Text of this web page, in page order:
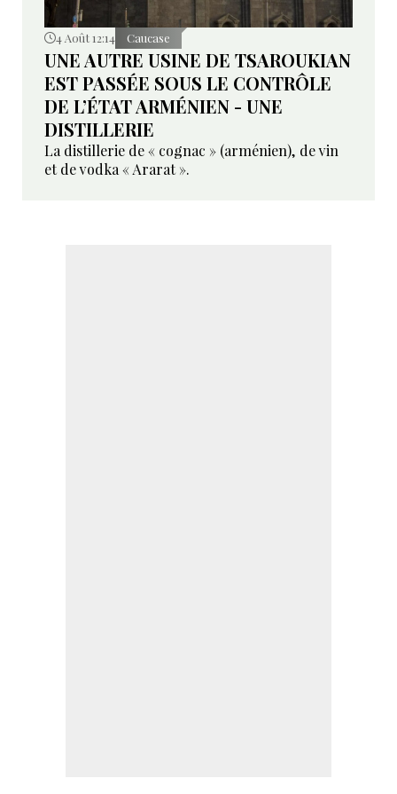
4 Août 12:14 Caucase
UNE AUTRE USINE DE TSAROUKIAN
EST PASSÉE SOUS LE CONTRÔLE
DE L’ÉTAT ARMÉNIEN - UNE
DISTILLERIE
La distillerie de « cognac » (arménien), de vin
et de vodka « Ararat ».